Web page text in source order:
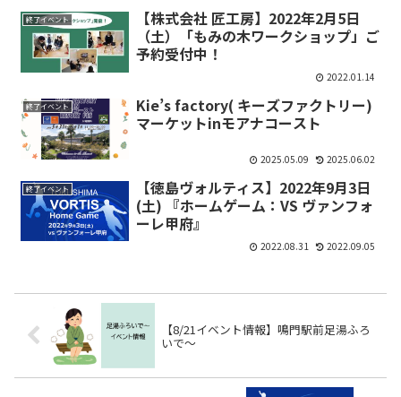
終了イベント
【株式会社 匠工房】2022年2月5日
（土）「もみの木ワークショップ」ご
予約受付中！
2022.01.14
終了イベント
Kie’s factory( キーズファクトリー)
マーケットinモアナコースト
2025.05.09 2025.06.02
終了イベント
【徳島ヴォルティス】2022年9月3日
(土) 『ホームゲーム：VS ヴァンフォ
ーレ甲府』
2022.08.31 2022.09.05
【8/21イベント情報】鳴門駅前足湯ふろ
いで～